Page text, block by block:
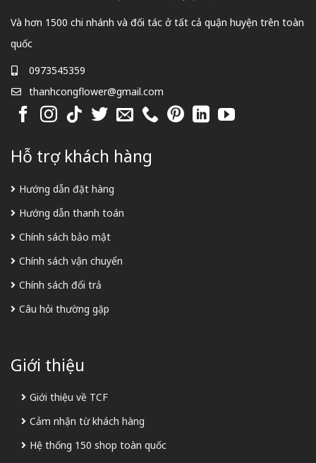
Và hơn 1500 chi nhánh và đối tác ở tất cả quận huyện trên toàn
quốc
0973545359
thanhcongflower@gmail.com
Hỗ trợ khách hàng
Hướng dẫn đặt hàng
Hướng dẫn thanh toán
Chính sách bảo mật
Chính sách vận chuyển
Chính sách đổi trả
Câu hỏi thường gặp
Giới thiệu
Giới thiệu về TCF
Cảm nhận từ khách hàng
Hệ thống 150 shop toàn quốc